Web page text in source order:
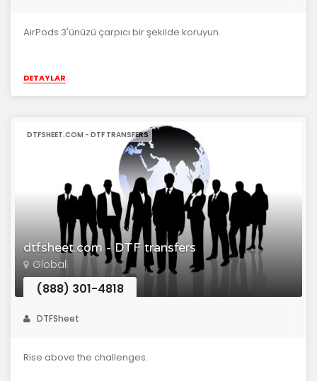
AirPods 3'ünüzü çarpıcı bir şekilde koruyun.
DETAYLAR
dtfsheet.com - DTF transfers
DTFSHEET.COM - DTF TRANSFERS
Global
(888) 301-4818
DTFSheet
Rise above the challenges.